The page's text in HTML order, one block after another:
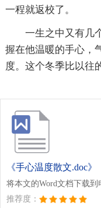
一程就返校了。
一生之中又有几
握在他温暖的手心，
度。这个冬季比以往
《手心温度散文.doc》
将本文的Word文档下载
推荐度：